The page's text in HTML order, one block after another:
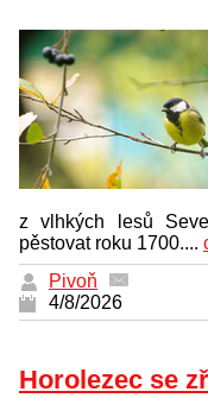
z vlhkých lesů
pěstovat roku 1700....
Pivoň
4/8/2026
Horolezec se